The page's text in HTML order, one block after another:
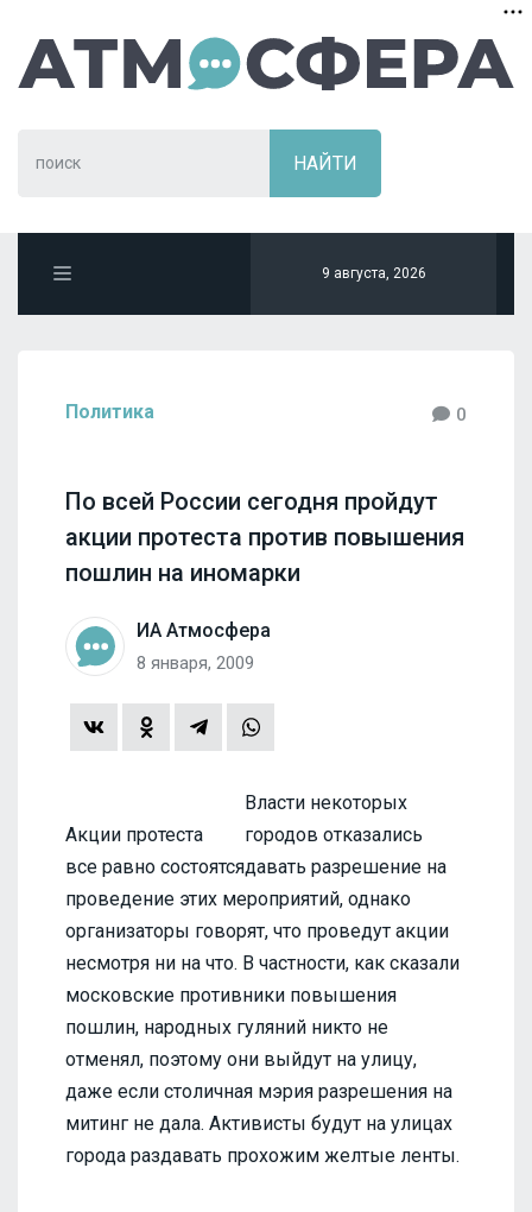
9 августа, 2026
Политика 0
По всей России сегодня пройдут
акции протеста против повышения
пошлин на иномарки
ИА Атмосфера
8 января, 2009
Акции протеста
все равно состоятся
Власти некоторых
городов отказались
давать разрешение на
проведение этих мероприятий, однако
организаторы говорят, что проведут акции
несмотря ни на что. В частности, как сказали
московские противники повышения
пошлин, народных гуляний никто не
отменял, поэтому они выйдут на улицу,
даже если столичная мэрия разрешения на
митинг не дала. Активисты будут на улицах
города раздавать прохожим желтые ленты.